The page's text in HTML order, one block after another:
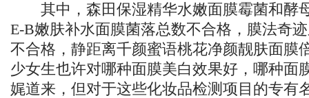
其中，森田保湿精华水嫩面膜霉菌和酵
E-B嫩肤补水面膜菌落总数不合格，膜法奇
不合格，静距离千颜蜜语桃花净颜靓肤面膜
少女生也许对哪种面膜美白效果好，哪种面
娓道来，但对于这些化妆品检测项目的专有